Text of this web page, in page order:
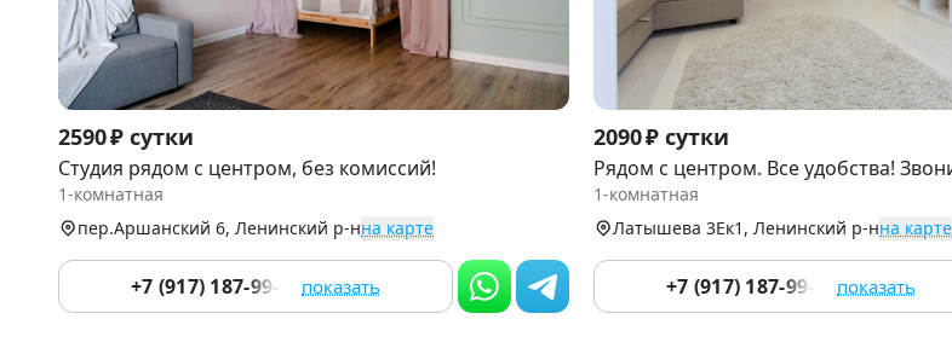
Item
1
of
2590 ₽ сутки
Студия рядом с центром, без комиссий!
1-комнатная
пер.Аршанский 6, Ленинский р-нна карте
+7 (917) 187-99-14 показать
Item
1
of
2090 ₽ сутки
Рядом с центром. Все удобства!
1-комнатная
Латышева 3Ек1, Ленинский р-нна карте
+7 (917) 187-99-14 показать